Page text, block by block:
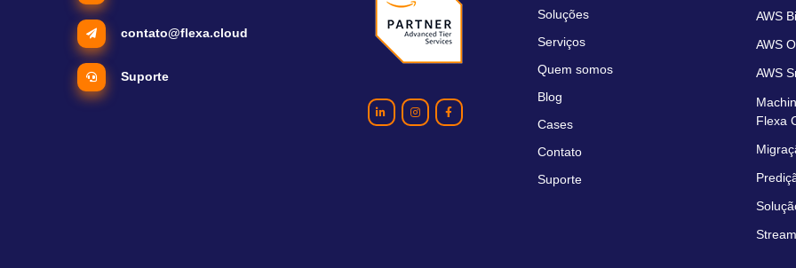
contato@flexa.cloud
Suporte
Soluções
Serviços
Quem somos
Blog
Cases
Contato
Suporte
AWS
AWS
AWS
Flexa